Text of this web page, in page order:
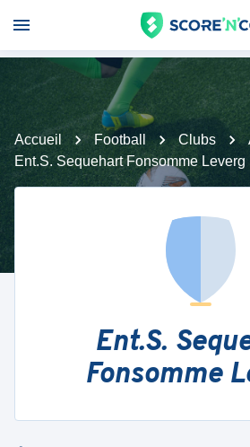
Accueil Football Clubs
Ent.S. Sequehart Fonsomme Leverg
Ent.S.
Fonsomme